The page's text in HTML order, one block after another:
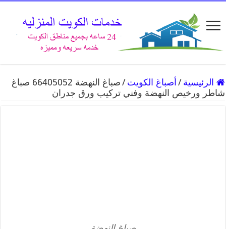
الرئيسية /أصباغ الكويت /
صباغ النهضة 66405052 صباغ
شاطر ورخيص النهضة وفني تركيب ورق جدران